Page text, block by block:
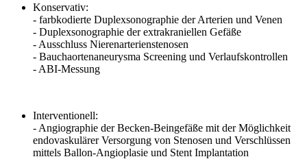
Konservativ:
- farbkodierte Duplexsonographie der Arterien und Venen
- Duplexsonographie der extrakraniellen Gefäße
- Ausschluss Nierenarterienstenosen
- Bauchaortenaneurysma Screening und Verlaufskontrollen
- ABI-Messung
Interventionell:
- Angiographie der Becken-Beingefäße mit der Möglichkeit
endovaskulärer Versorgung von Stenosen und Verschlüssen
mittels Ballon-Angioplasie und Stent Implantation